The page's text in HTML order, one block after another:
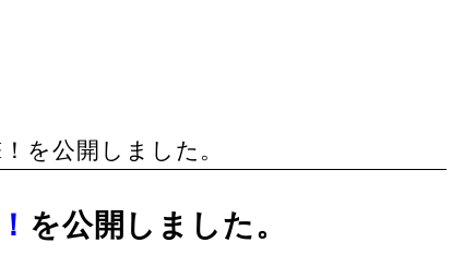
を公開しました。
を公開しました。